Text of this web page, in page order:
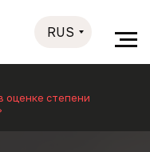
RUS
оценке степени